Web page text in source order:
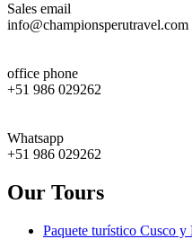
Sales email
info@championsperutravel.com
office phone
+51 986 029262
Whatsapp
+51 986 029262
Our Tours
Paquete turístico Cusco y